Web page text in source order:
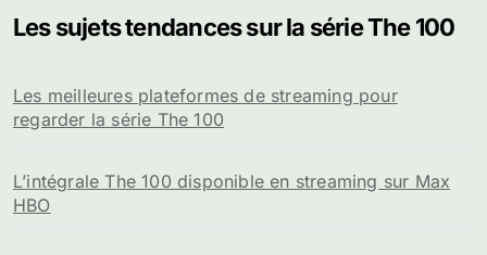
Les sujets tendances sur la série The 100
Les meilleures plateformes de streaming pour
regarder la série The 100
L’intégrale The 100 disponible en streaming sur Max
HBO